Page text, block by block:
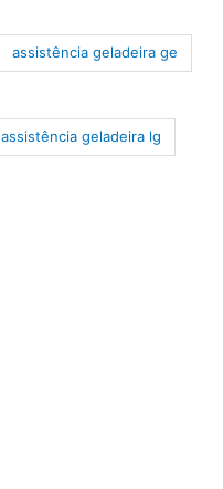
assistência geladeira ge
assistência geladeira lg